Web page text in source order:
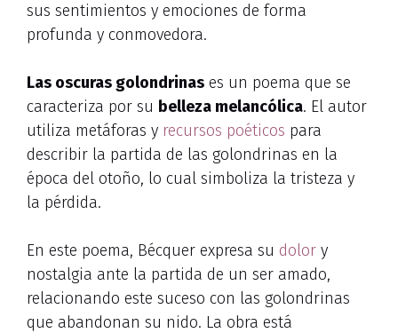
sus sentimientos y emociones de forma
profunda y conmovedora.
Las oscuras golondrinas es un poema que se
caracteriza por su belleza melancólica. El autor
utiliza metáforas y recursos poéticos para
describir la partida de las golondrinas en la
época del otoño, lo cual simboliza la tristeza y
la pérdida.
En este poema, Bécquer expresa su dolor y
nostalgia ante la partida de un ser amado,
relacionando este suceso con las golondrinas
que abandonan su nido. La obra está